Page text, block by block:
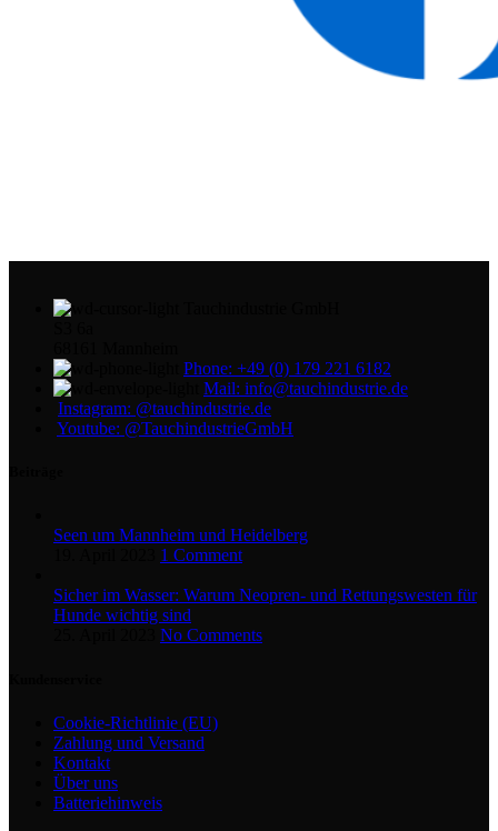
Phone: +49 (0) 179 221 6182
Mail: info@tauchindustrie.de
Instagram: @tauchindustrie.de
Youtube: @TauchindustrieGmbH
Seen um Mannheim und Heidelberg
1 Comment
Sicher im Wasser: Warum Neopren- und Rettungswesten für
Hunde wichtig sind
No Comments
Cookie-Richtlinie (EU)
Zahlung und Versand
Kontakt
Über uns
Batteriehinweis